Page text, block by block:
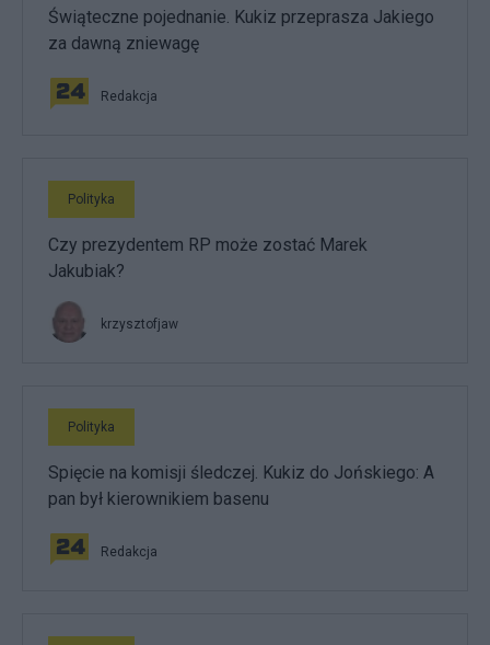
Świąteczne pojednanie. Kukiz przeprasza Jakiego
za dawną zniewagę
Redakcja
Polityka
Czy prezydentem RP może zostać Marek
Jakubiak?
krzysztofjaw
Polityka
Spięcie na komisji śledczej. Kukiz do Jońskiego: A
pan był kierownikiem basenu
Redakcja